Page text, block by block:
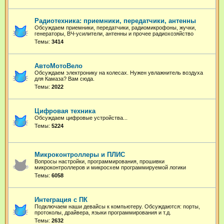
Радиотехника: приемники, передатчики, антенны
Обсуждаем приемники, передатчики, радиомикрофоны, жучки,
генераторы, ВЧ-усилители, антенны и прочее радиохозяйство
Темы: 3414
АвтоМотоВело
Обсуждаем электронику на колесах. Нужен увлажнитель воздуха
для Камаза? Вам сюда.
Темы: 2022
Цифровая техника
Обсуждаем цифровые устройства...
Темы: 5224
Микроконтроллеры и ПЛИС
Вопросы настройки, программирования, прошивки
микроконтроллеров и микросхем программируемой логики
Темы: 6058
Интеграция с ПК
Подключаем наши девайсы к компьютеру. Обсуждаются: порты,
протоколы, драйвера, языки программирования и т.д.
Темы: 2632